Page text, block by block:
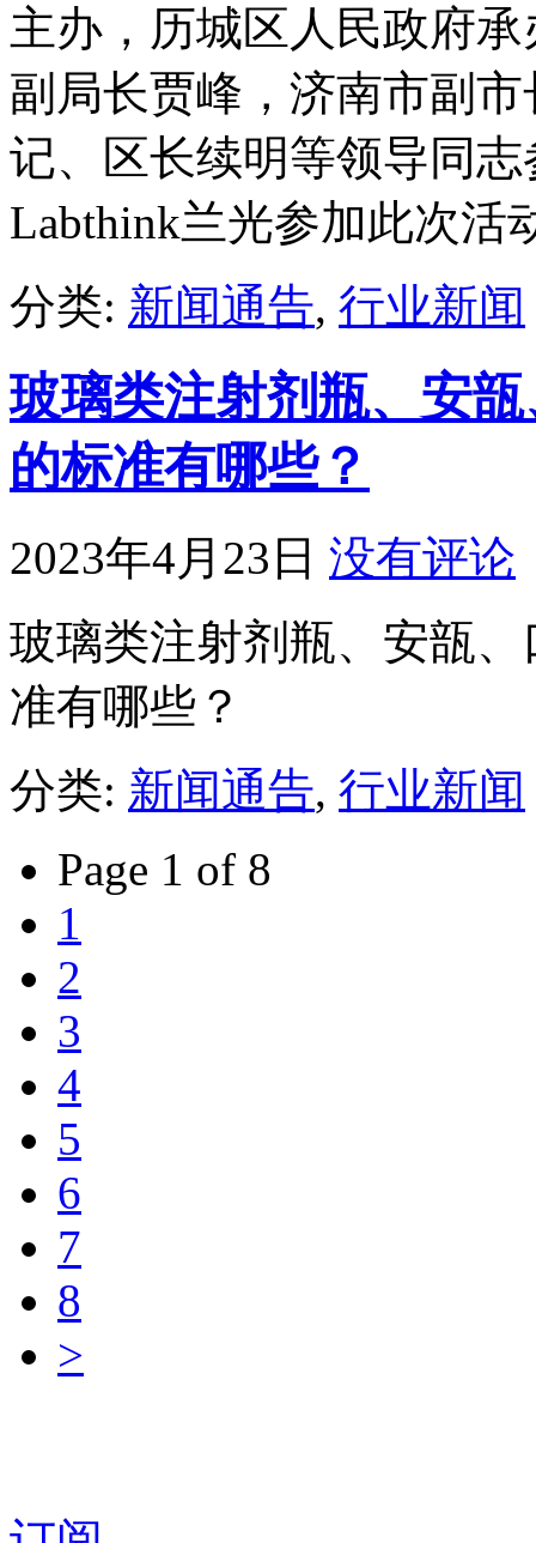
主办，历城区人民政府
副局长贾峰，济南市副
记、区长续明等领导同
Labthink兰光参加此次活
分类: 新闻通告, 行业新闻
玻璃类注射剂瓶、安
的标准有哪些？
2023年4月23日 没有评论
玻璃类注射剂瓶、安瓿
准有哪些？
分类: 新闻通告, 行业新闻
Page 1 of 8
1
2
3
4
5
6
7
8
>